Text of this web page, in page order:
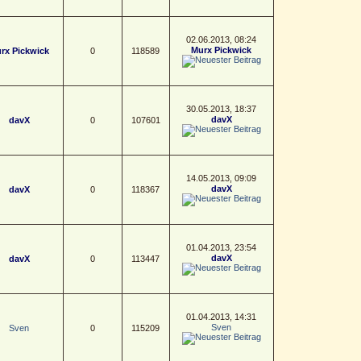
Pickwick 0 118589
02.06.2013, 08:24
Murx Pickwick
davX 0 107601
30.05.2013, 18:37
davX
davX 0 118367
14.05.2013, 09:09
davX
davX 0 113447
01.04.2013, 23:54
davX
Sven 0 115209
01.04.2013, 14:31
Sven